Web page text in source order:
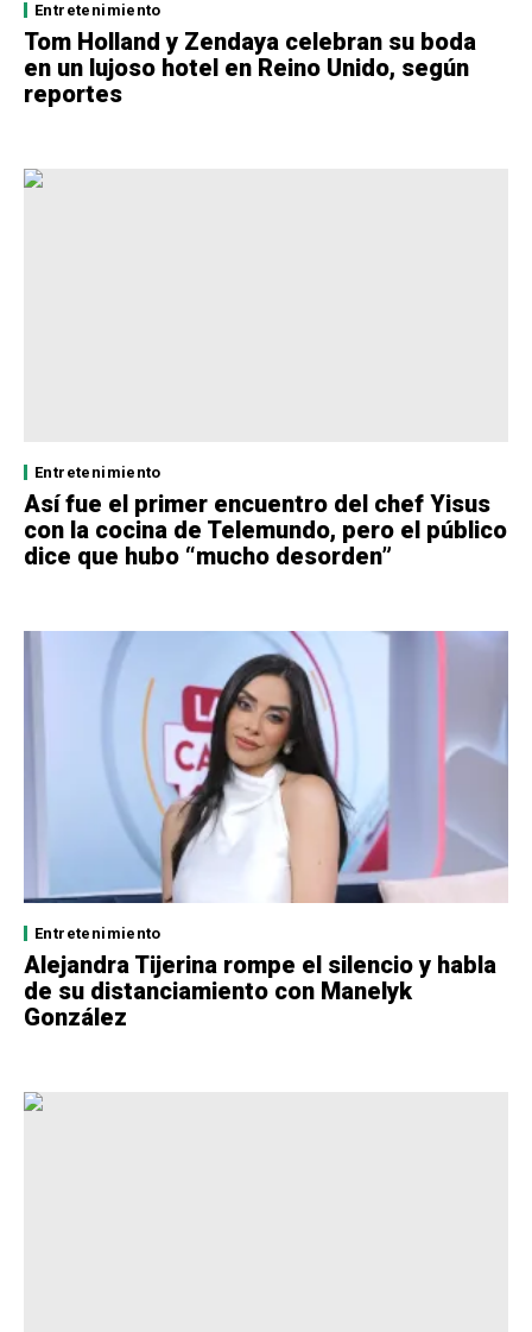
Entretenimiento
Tom Holland y Zendaya celebran su boda
en un lujoso hotel en Reino Unido, según
reportes
Entretenimiento
Así fue el primer encuentro del chef Yisus
con la cocina de Telemundo, pero el público
dice que hubo “mucho desorden”
Entretenimiento
Alejandra Tijerina rompe el silencio y habla
de su distanciamiento con Manelyk
González